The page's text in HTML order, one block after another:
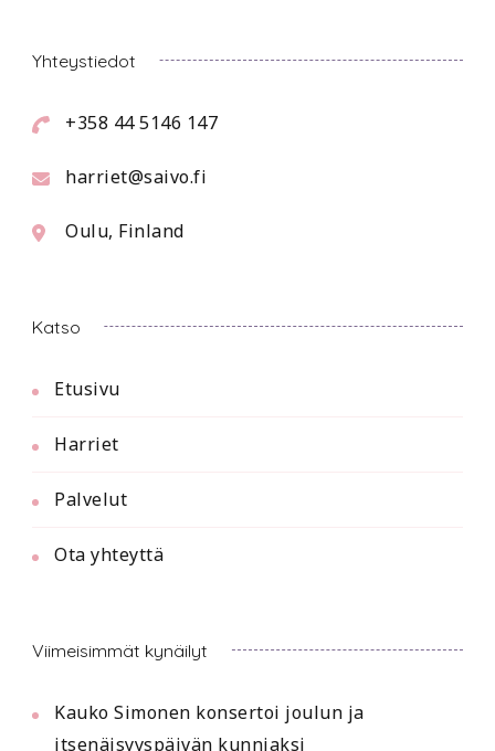
Yhteystiedot
+358 44 5146 147
harriet@saivo.fi
Oulu, Finland
Katso
Etusivu
Harriet
Palvelut
Ota yhteyttä
Viimeisimmät kynäilyt
Kauko Simonen konsertoi joulun ja
itsenäisyyspäivän kunniaksi